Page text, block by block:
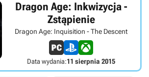
Dragon Age: Inkwizycja -
Zstąpienie
Dragon Age: Inquisition - The Descent
Data wydania:11 sierpnia 2015